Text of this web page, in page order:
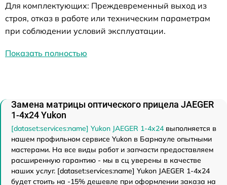
Для комплектующих: Преждевременный выход из
строя, отказ в работе или техническим параметрам
при соблюдении условий эксплуатации.
Показать полностью
Замена матрицы оптического прицела JAEGER
1-4x24 Yukon
[dataset:services:name] Yukon JAEGER 1-4x24 выполняется в
нашем профильном сервисе Yukon в Барнауле опытными
мастерами. На все виды работ и запчасти предоставляем
расширенную гарантию - мы в сц уверены в качестве
наших услуг. [dataset:services:name] Yukon JAEGER 1-4x24
будет стоить на -15% дешевле при оформлении заказа на